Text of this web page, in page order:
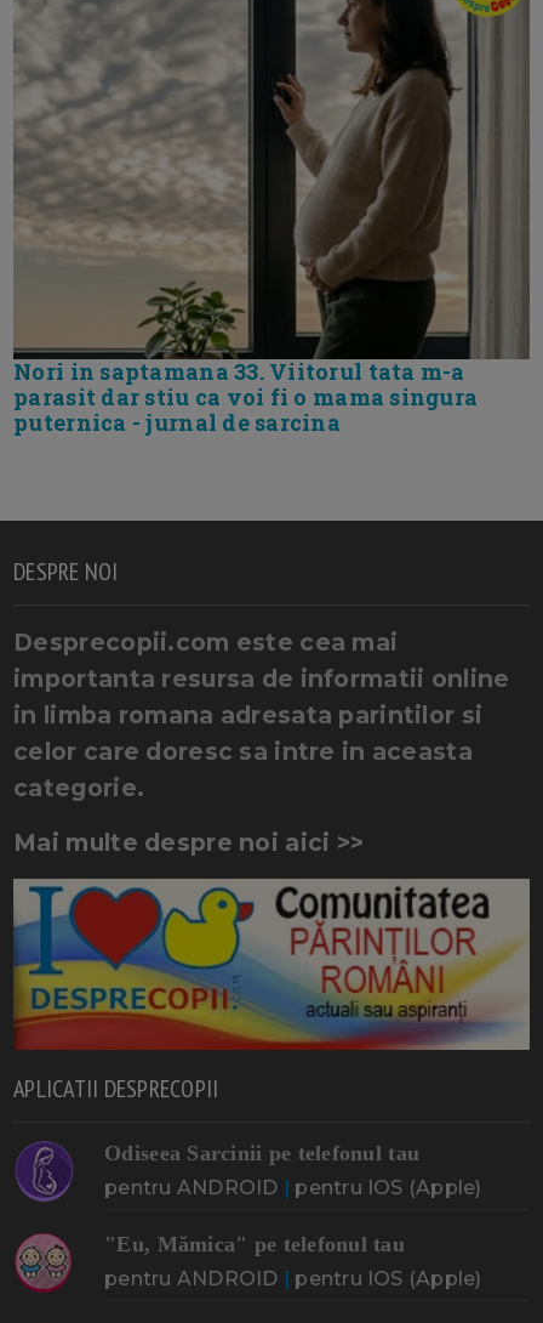
Nori in saptamana 33. Viitorul tata m-a
parasit dar stiu ca voi fi o mama singura
puternica - jurnal de sarcina
DESPRE NOI
Desprecopii.com este cea mai
importanta resursa de informatii online
in limba romana adresata parintilor si
celor care doresc sa intre in aceasta
categorie.
Mai multe despre noi aici >>
APLICATII DESPRECOPII
Odiseea Sarcinii pe telefonul tau
pentru ANDROID | pentru IOS (Apple)
"Eu, Mămica" pe telefonul tau
pentru ANDROID | pentru IOS (Apple)